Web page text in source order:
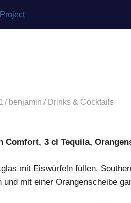
benjamin Drinks & Cocktails
Comfort, 3 cl Tequila,
mit Eiswürfeln füllen,
und mit einer Orangenscheibe